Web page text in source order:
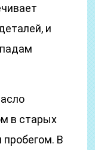
и
в старых
В